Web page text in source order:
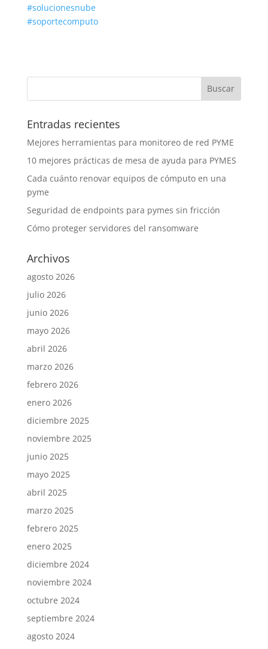
#solucionesnube
#soportecomputo
Entradas recientes
Mejores herramientas para monitoreo de red PYME
10 mejores prácticas de mesa de ayuda para PYMES
Cada cuánto renovar equipos de cómputo en una
pyme
Seguridad de endpoints para pymes sin fricción
Cómo proteger servidores del ransomware
Archivos
agosto 2026
julio 2026
junio 2026
mayo 2026
abril 2026
marzo 2026
febrero 2026
enero 2026
diciembre 2025
noviembre 2025
junio 2025
mayo 2025
abril 2025
marzo 2025
febrero 2025
enero 2025
diciembre 2024
noviembre 2024
octubre 2024
septiembre 2024
agosto 2024